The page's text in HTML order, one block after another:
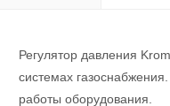
Регулятор давления
системах
работы оборудования.